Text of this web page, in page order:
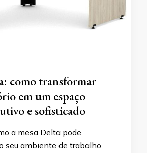
como transformar
em um espaço
e sofisticado
a mesa Delta pode
seu ambiente de trabalho,